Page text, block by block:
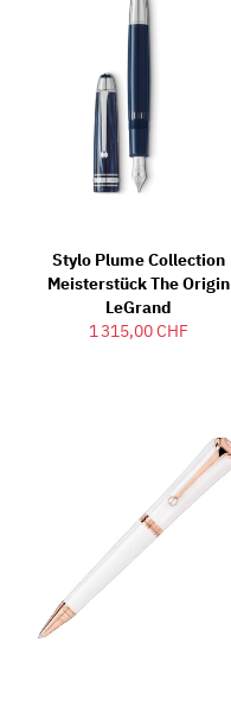
Stylo Plume Collection
Meisterstück The Origin
LeGrand
1 315,00 CHF